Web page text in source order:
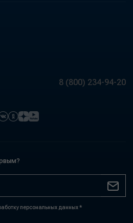
8 (800) 234-94-20
персональных данных *